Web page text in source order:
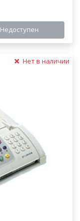
Недоступен
Нет в наличии